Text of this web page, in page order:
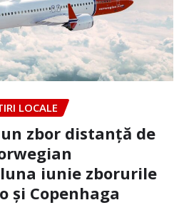
LOCALE
zbor distanță de
iunie zborurile
și Copenhaga